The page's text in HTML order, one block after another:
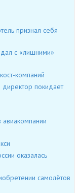
признал себя
с «лишними»
компаний
директор покидает
оказалась
самолётов